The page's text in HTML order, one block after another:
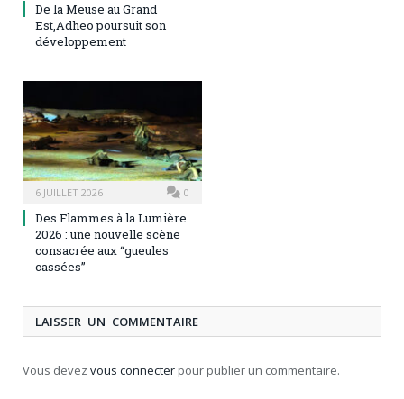
De la Meuse au Grand
Est,Adheo poursuit son
développement
6 JUILLET 2026 0
Des Flammes à la Lumière
2026 : une nouvelle scène
consacrée aux “gueules
cassées”
LAISSER UN COMMENTAIRE
Vous devez vous connecter pour publier un commentaire.